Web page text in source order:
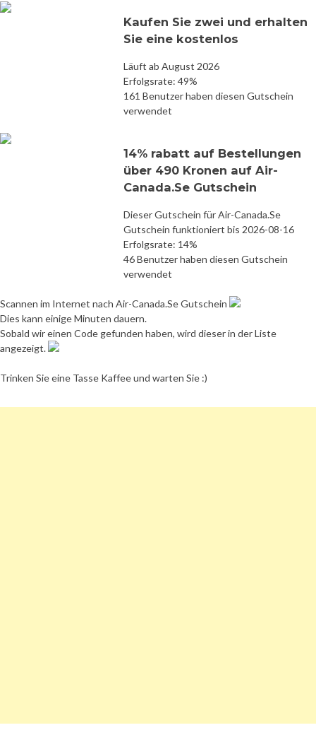
Kaufen Sie zwei und erhalten
Sie eine kostenlos
Läuft ab August 2026
Erfolgsrate: 49%
161 Benutzer haben diesen Gutschein
verwendet
14% rabatt auf Bestellungen
über 490 Kronen auf Air-
Canada.Se Gutschein
Dieser Gutschein für Air-Canada.Se
Gutschein funktioniert bis 2026-08-16
Erfolgsrate: 14%
46 Benutzer haben diesen Gutschein
verwendet
Scannen im Internet nach Air-Canada.Se Gutschein
Dies kann einige Minuten dauern.
Sobald wir einen Code gefunden haben, wird dieser in der Liste
angezeigt.
Trinken Sie eine Tasse Kaffee und warten Sie :)